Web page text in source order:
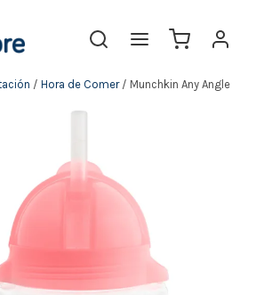
/ Hora de Comer/ Munchkin Any Angle